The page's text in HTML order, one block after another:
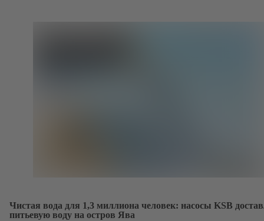
Чистая вода для 1,3 миллиона человек: насосы KSB
питьевую воду на остров Ява